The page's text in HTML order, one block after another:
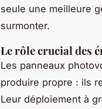
seule une meilleure
surmonter.
Le rôle crucial des
Les panneaux
produire propre : ils
Leur déploiement à